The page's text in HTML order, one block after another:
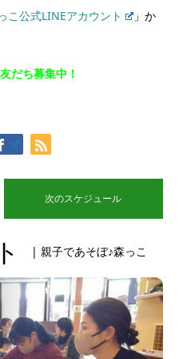
こ公式LINEアカウント
」か
だち募集中！
次のスケジュール
| 親子であそぼ♪森っこ